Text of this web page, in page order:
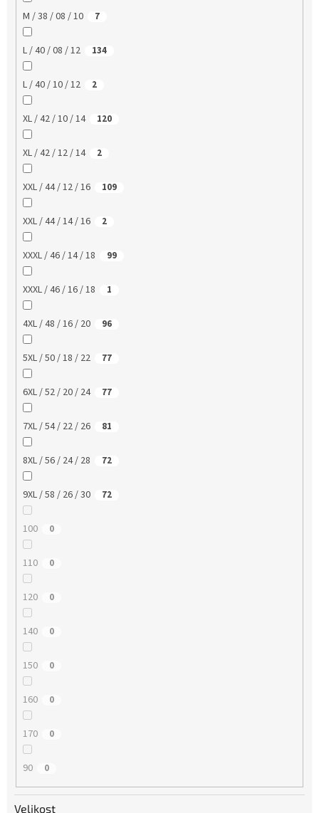
M / 38 / 08 / 10 7
L / 40 / 08 / 12 134
L / 40 / 10 / 12 2
XL / 42 / 10 / 14 120
XL / 42 / 12 / 14 2
XXL / 44 / 12 / 16 109
XXL / 44 / 14 / 16 2
XXXL / 46 / 14 / 18 99
XXXL / 46 / 16 / 18 1
4XL / 48 / 16 / 20 96
5XL / 50 / 18 / 22 77
6XL / 52 / 20 / 24 77
7XL / 54 / 22 / 26 81
8XL / 56 / 24 / 28 72
9XL / 58 / 26 / 30 72
100 0
110 0
120 0
140 0
150 0
160 0
170 0
90 0
Velikost